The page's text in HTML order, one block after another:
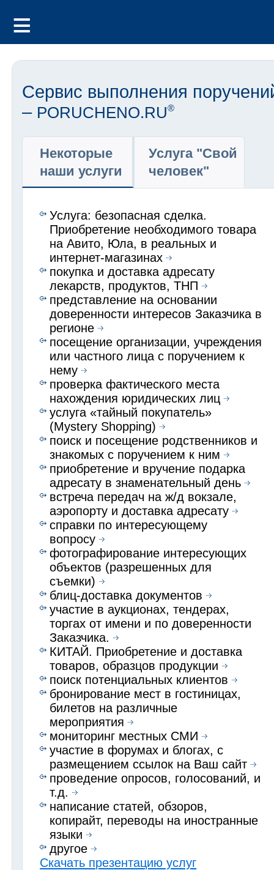
Сервис выполнения
– PORUCHENO.RU®
Некоторые
наши услуги
Услуга "Свой
человек"
Услуга: безопасная сделка.
Приобретение необходимого товара
на Авито, Юла, в реальных и
интернет-магазинах
покупка и доставка адресату
лекарств, продуктов, ТНП
представление на основании
доверенности интересов Заказчика в
регионе
посещение организации, учреждения
или частного лица с поручением к
нему
проверка фактического места
нахождения юридических лиц
услуга «тайный покупатель»
(Mystery Shopping)
поиск и посещение родственников и
знакомых с поручением к ним
приобретение и вручение подарка
адресату в знаменательный день
встреча передач на ж/д вокзале,
аэропорту и доставка адресату
справки по интересующему
вопросу
фотографирование интересующих
объектов (разрешенных для
съемки)
блиц-доставка документов
участие в аукционах, тендерах,
торгах от имени и по доверенности
Заказчика.
КИТАЙ. Приобретение и доставка
товаров, образцов продукции
поиск потенциальных клиентов
бронирование мест в гостиницах,
билетов на различные
мероприятия
мониторинг местных СМИ
участие в форумах и блогах, с
размещением ссылок на Ваш сайт
проведение опросов, голосований, и
т.д.
написание статей, обзоров,
копирайт, переводы на иностранные
языки
другое
Скачать презентацию услуг